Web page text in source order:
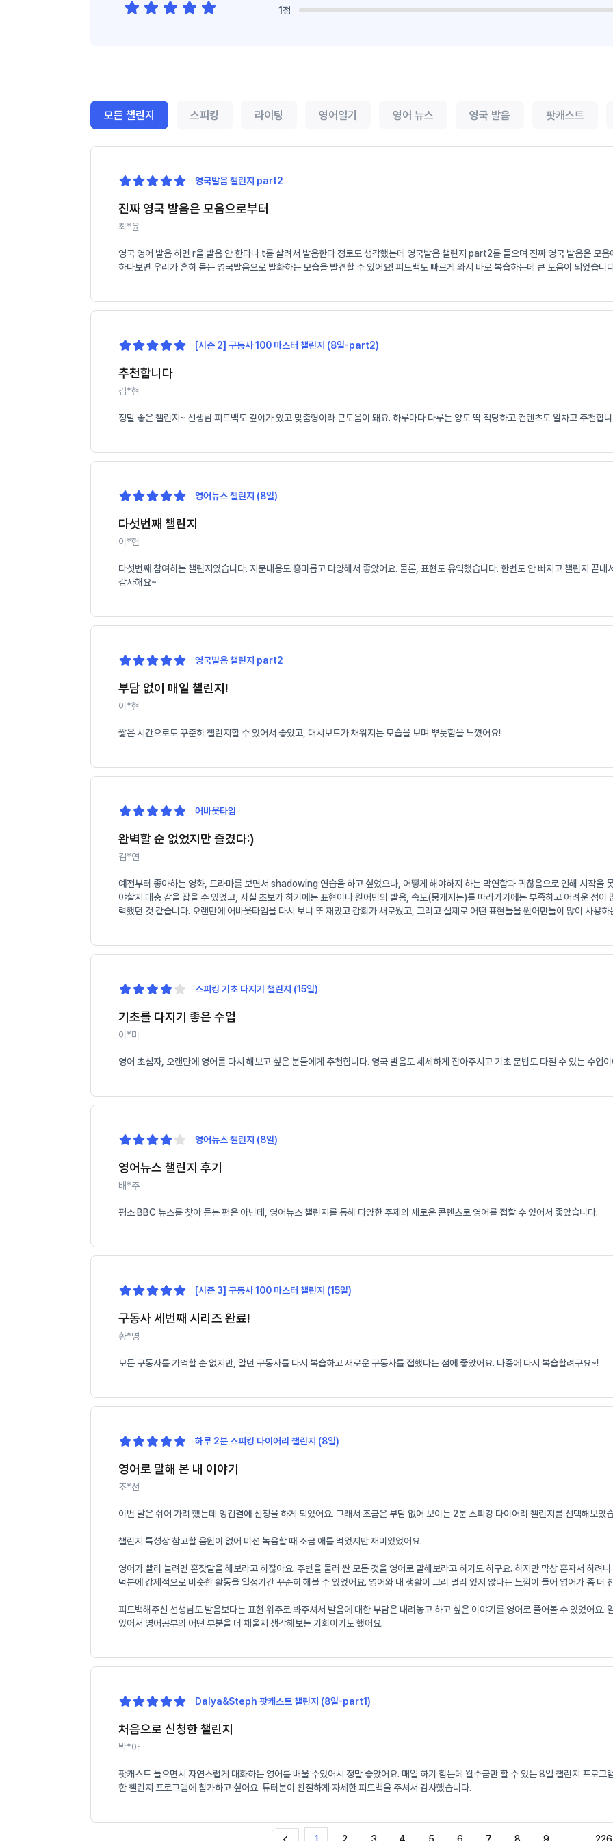
1점
모든 챌린지 스피킹 라이팅 영어일기 영어 뉴스 영국 발음 팟캐스트
영국발음 챌린지 part2
진짜 영국 발음은 모음으로부터
최*윤
영국 영어 발음 하면 r을 발음 안 한다나 t를 살려서 발음한다 정로도 생각했는데 영국발음 챌린지 part2를 들으며 진짜 영국 발음은 모
하다보면 우리가 흔히 듣는 영국발음으로 발화하는 모습을 발견할 수 있어요! 피드백도 빠르게 와서 바로 복습하는데 큰 도움이 되었습니
[시즌 2] 구동사 100 마스터 챌린지 (8일-part2)
추천합니다
김*현
정말 좋은 챌린지~ 선생님 피드백도 깊이가 있고 맞춤형이라 큰도움이 돼요. 하루마다 다루는 양도 딱 적당하고 컨텐츠도 알차고 추천합
영어뉴스 챌린지 (8일)
다섯번째 챌린지
이*현
다섯번째 참여하는 챌린지였습니다. 지문내용도 흥미롭고 다양해서 좋았어요. 물론, 표현도 유익했습니다. 한번도 안 빠지고 챌린지 끝
감사해요~
영국발음 챌린지 part2
부담 없이 매일 챌린지!
이*현
짧은 시간으로도 꾸준히 챌린지할 수 있어서 좋았고, 대시보드가 채워지는 모습을 보며 뿌듯함을 느꼈어요!
어바웃타임
완벽할 순 없었지만 즐겼다:)
김*연
예전부터 좋아하는 영화, 드라마를 보면서 shadowing 연습을 하고 싶었으나, 어떻게 해야하지 하는 막연함과 귀찮음으로 인해 시작을
야할지 대충 감을 잡을 수 있었고, 사실 초보가 하기에는 표현이나 원어민의 발음, 속도(뭉개지는)를 따라가기에는 부족하고 어려운 점이
력했던 것 같습니다. 오랜만에 어바웃타임을 다시 보니 또 재밌고 감회가 새로웠고, 그리고 실제로 어떤 표현들을 원어민들이 많이 사용
스피킹 기초 다지기 챌린지 (15일)
기초를 다지기 좋은 수업
이*미
영어 초심자, 오랜만에 영어를 다시 해보고 싶은 분들에게 추천합니다. 영국 발음도 세세하게 잡아주시고 기초 문법도 다질 수 있는 수업
영어뉴스 챌린지 (8일)
영어뉴스 챌린지 후기
배*주
평소 BBC 뉴스를 찾아 듣는 편은 아닌데, 영어뉴스 챌린지를 통해 다양한 주제의 새로운 콘텐츠로 영어를 접할 수 있어서 좋았습니다.
[시즌 3] 구동사 100 마스터 챌린지 (15일)
구동사 세번째 시리즈 완료!
황*영
모든 구동사를 기억할 순 없지만, 알던 구동사를 다시 복습하고 새로운 구동사를 접했다는 점에 좋았어요. 나중에 다시 복습할려구요~!
하루 2분 스피킹 다이어리 챌린지 (8일)
영어로 말해 본 내 이야기
조*선
이번 달은 쉬어 가려 했는데 엉겁결에 신청을 하게 되었어요. 그래서 조금은 부담 없어 보이는 2분 스피킹 다이어리 챌린지를 선택해보았
챌린지 특성상 참고할 음원이 없어 미션 녹음할 때 조금 애를 먹었지만 재미있었어요.
영어가 빨리 늘려면 혼잣말을 해보라고 하잖아요. 주변을 둘러 싼 모든 것을 영어로 말해보라고 하기도 하구요. 하지만 막상 혼자서 하려
덕분에 강제적으로 비슷한 활동을 일정기간 꾸준히 해볼 수 있었어요. 영어와 내 생활이 그리 멀리 있지 않다는 느낌이 들어 영어가 좀 더
피드백해주신 선생님도 발음보다는 표현 위주로 봐주셔서 발음에 대한 부담은 내려놓고 하고 싶은 이야기를 영어로 풀어볼 수 있었어
있어서 영어공부의 어떤 부분을 더 채울지 생각해보는 기회이기도 했어요.
Dalya&Steph 팟캐스트 챌린지 (8일-part1)
처음으로 신청한 챌린지
박*아
팟캐스트 들으면서 자연스럽게 대화하는 영어를 배울 수있어서 정말 좋았어요. 매일 하기 힘든데 월수금만 할 수 있는 8일 챌린지 프로그
한 챌린지 프로그램에 참가하고 싶어요. 튜터분이 친절하게 자세한 피드백을 주셔서 감사했습니다.
1 2 3 4 5 6 7 8 9 226